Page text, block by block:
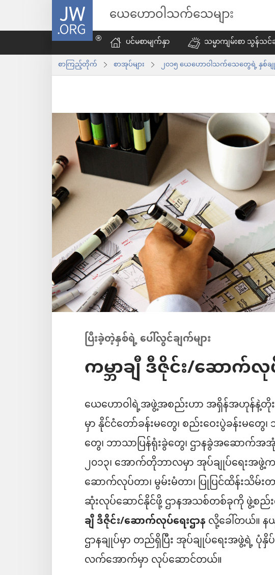
JW.ORG ယေဟောဝါသက်သေများ
ပင်မစာမျက်နှာ သမ္မာကျမ်းစာ သွန်သင်
စာကြည့်တိုက် စာအုပ်များ ၂၀၁၅ ယေဟောဝါသက်သေတွေရဲ့ နှစ်ခ
ပြီးခဲ့တဲ့နှစ်ရဲ့ ပေါ်လွင်ချက်များ
ကမ္ဘာချီ ဒီဇိုင်း/ဆောက်လု
ယေဟောဝါရဲ့အဖွဲ့အစည်းဟာ အရှိန်အဟုန်နဲ့တိုး
မှာ နိုင်ငံတော်ခန်းမတွေ၊ စည်းဝေးပွဲခန်းမ
တွေ၊ ဘာသာပြန်ရုံးခွဲတွေ၊ ဌာနခွဲအဆောက်
၂၀၁၃၊ အောက်တိုဘာလမှာ အုပ်ချုပ်ရေးအ
ဆောက်လုပ်တာ၊ မွမ်းမံတာ၊ ပြုပြင်ထိန်း
ဆုံးလုပ်ဆောင်နိုင်ဖို့ ဌာနအသစ်တစ်ခုကို ဖွဲ့စ
ချီ ဒီဇိုင်း/ဆောက်လုပ်ရေးဌာနလို့ခေါ်တယ်။
ဌာနချုပ်မှာ တည်ရှိပြီး အုပ်ချုပ်ရေးအဖွဲ့ရဲ့
လက်အောက်မှာ လုပ်ဆောင်တယ်။